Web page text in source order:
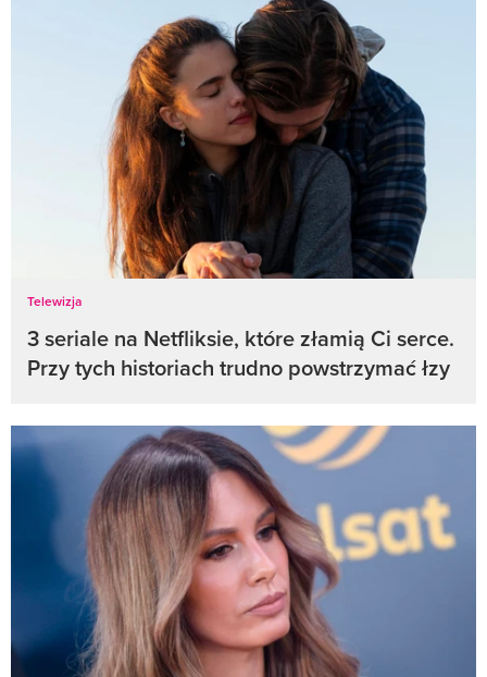
Telewizja
3 seriale na Netfliksie, które złamią Ci serce.
Przy tych historiach trudno powstrzymać łzy